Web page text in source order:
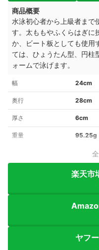
商品概要
水泳初心者から上級者まで
す。太ももやふくらはぎに
か、ビート板としても使用
ては、ひょうたん型、円柱
ォームで泳げます。
幅 24cm
奥行 28cm
厚さ 6cm
重量 95.25g
楽天市
ヤフ